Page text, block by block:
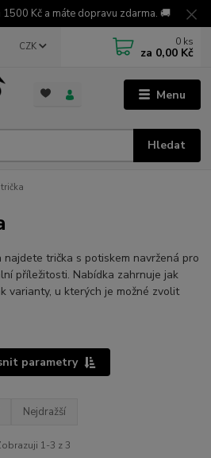
Kč a máte dopravu zdarma. 🚚
Menu
CZK
Hledat
0 ks
za 0,00 Kč
najdete trička s potiskem navržená pro
příležitosti. Nabídka zahrnuje jak
varianty, u kterých je možné zvolit
parametry
Nejdražší
1-3 z 3